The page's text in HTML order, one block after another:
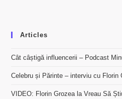
Articles
Cât câștigă influencerii – Podcast
Celebru și Părinte – interviu cu Florin
VIDEO: Florin Grozea la Vreau Să